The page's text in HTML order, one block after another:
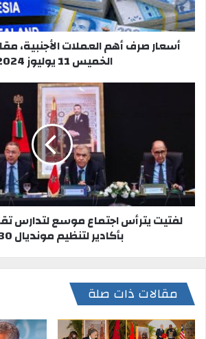
ب
أسعار صرف أهم العملات الأجنبية،
الخميس 11 يوليوز 2024:
لفتيت يترأس اجتماع موسع لتدارس
بأكادير لتنظيم مونديال 2030.
مقالات ذات صلة